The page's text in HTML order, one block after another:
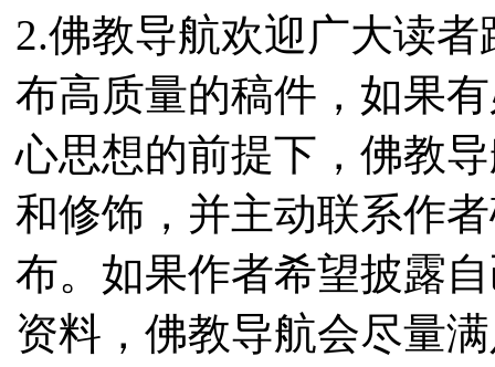
2.佛教导航欢迎广大读
布高质量的稿件，如果
心思想的前提下，佛教
和修饰，并主动联系作
布。如果作者希望披露
资料，佛教导航会尽量